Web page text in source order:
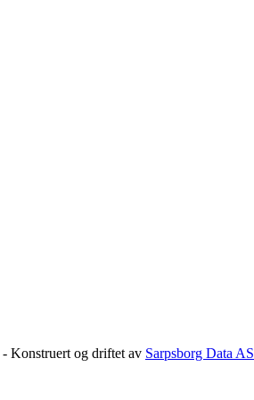
- Konstruert og driftet av Sarpsborg Data AS